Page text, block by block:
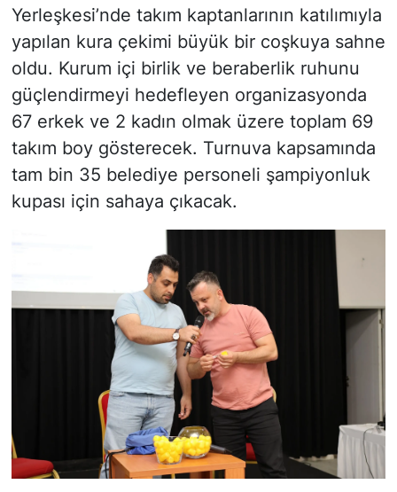
Yerleşkesi’nde takım kaptanlarının katılımıyla
yapılan kura çekimi büyük bir coşkuya sahne
oldu. Kurum içi birlik ve beraberlik ruhunu
güçlendirmeyi hedefleyen organizasyonda
67 erkek ve 2 kadın olmak üzere toplam 69
takım boy gösterecek. Turnuva kapsamında
tam bin 35 belediye personeli şampiyonluk
kupası için sahaya çıkacak.